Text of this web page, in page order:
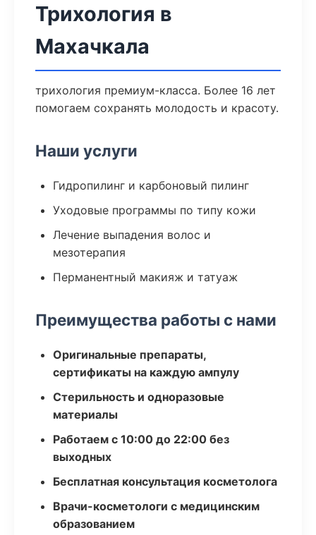
Трихология в
Махачкала
трихология премиум-класса. Более 16 лет
помогаем сохранять молодость и красоту.
Наши услуги
Гидропилинг и карбоновый пилинг
Уходовые программы по типу кожи
Лечение выпадения волос и
мезотерапия
Перманентный макияж и татуаж
Преимущества работы с нами
Оригинальные препараты,
сертификаты на каждую ампулу
Стерильность и одноразовые
материалы
Работаем с 10:00 до 22:00 без
выходных
Бесплатная консультация косметолога
Врачи-косметологи с медицинским
образованием